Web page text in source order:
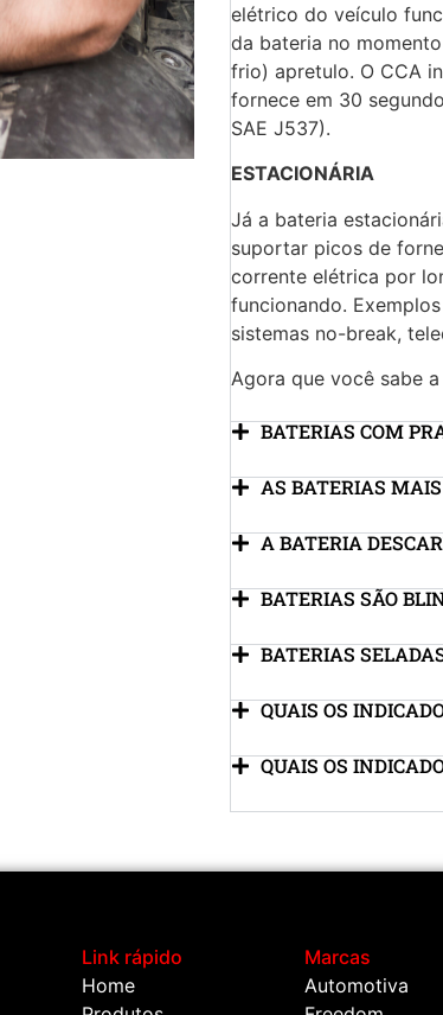
elétrico do veículo
da bateria no
frio) apretulo. O CCA
fornece em 30
SAE J537).
ESTACIONÁRIA
Já a bateria
suportar picos de
corrente elétrica por
funcionando.
sistemas no-break,
Agora que você sabe
BATERIAS COM
AS BATERIAS
A BATERIA
BATERIAS SÃO
BATERIAS
QUAIS OS
QUAIS OS
Link rápido
Home
Marcas
Automotiva